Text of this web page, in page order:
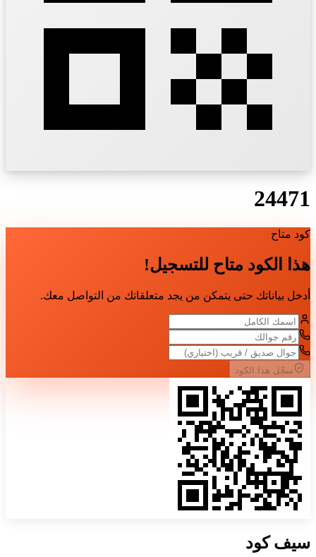
24471
كود متاح
هذا الكود متاح للتسجيل!
أدخل بياناتك حتى يتمكن من يجد متعلقاتك من التواصل معك.
سجّل هذا الكود
سيفكود